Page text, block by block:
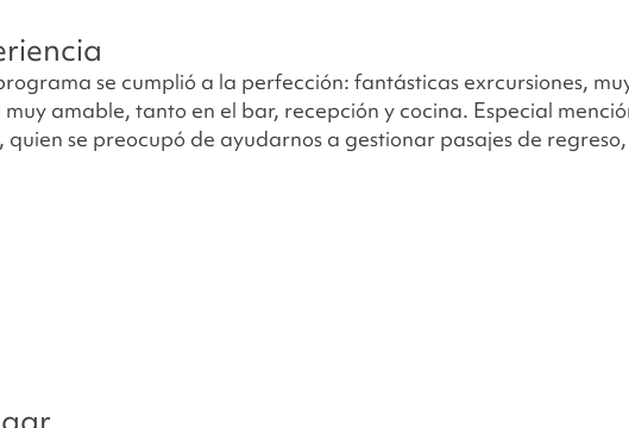
se cumplió a la perfección: fantásticas exrcursiones,
amable, tanto en el bar, recepción y cocina. Especial
quien se preocupó de ayudarnos a gestionar pasajes de